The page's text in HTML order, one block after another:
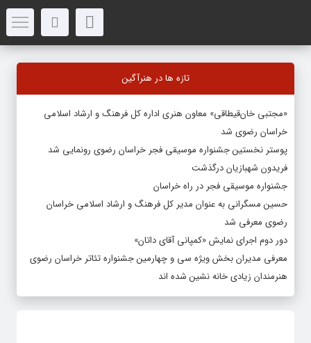
تازه ها در هنرآگین
«مجتبی خان‌قیطاقی» معاون هنری اداره کل فرهنگ و ارشاد اسلامی
خراسان رضوی شد
پوستر نخستین جشنواره موسیقی فجر خراسان رضوی رونمایی شد
فریدون شهبازیان درگذشت
جشنواره موسیقی فجر در راه خراسان
حسین مسگرانی به عنوان مدیر کل فرهنگ و ارشاد اسلامی خراسان
رضوی معرفی شد
دور دوم اجرای نمایش «کمپانی آقای داتان»
معرفی مدیران بخش ویژه سی و چهارمین جشنواره تئاتر خراسان رضوی
هنرمندان زیادی خانه نشین شده اند